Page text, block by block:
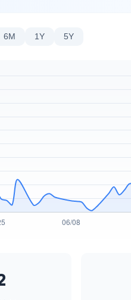
6M 1Y 5Y